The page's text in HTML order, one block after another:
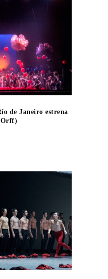
de Janeiro estrena
Orff)